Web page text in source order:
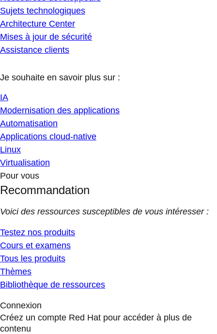
Sujets technologiques
Architecture Center
Mises à jour de sécurité
Assistance clients
Je souhaite en savoir plus sur :
IA
Modernisation des applications
Automatisation
Applications cloud-native
Linux
Virtualisation
Pour vous
Recommandation
Voici des ressources susceptibles de vous intéresser :
Testez nos produits
Cours et examens
Tous les produits
Thèmes
Bibliothèque de ressources
Connexion
Créez un compte Red Hat pour accéder à plus de
contenu